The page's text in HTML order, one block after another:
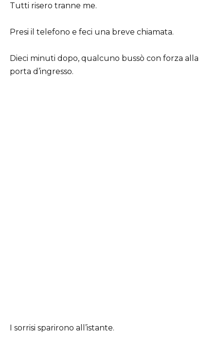
Tutti risero tranne me.
Presi il telefono e feci una breve chiamata.
Dieci minuti dopo, qualcuno bussò con forza alla
porta d’ingresso.
I sorrisi sparirono all’istante.